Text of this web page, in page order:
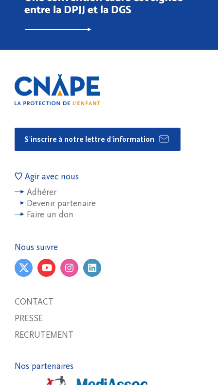
entre la DPJJ et la DGS
S'inscrire à notre lettre d'information
Agir avec nous
Adhérer
Devenir partenaire
Faire un don
Nous suivre
CONTACT
PRESSE
RECRUTEMENT
Nos partenaires